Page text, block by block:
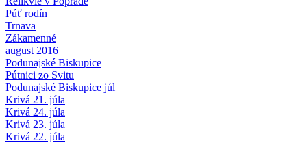
Púť rodín
Trnava
Zákamenné
august 2016
Podunajské Biskupice
Pútnici zo Svitu
Podunajské Biskupice júl
Krivá 21. júla
Krivá 24. júla
Krivá 23. júla
Krivá 22. júla